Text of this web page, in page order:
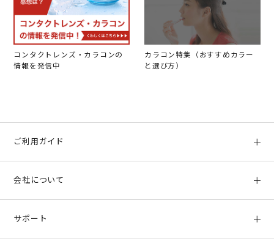
コンタクトレンズ・カラコンの
情報を発信中
カラコン特集（おすすめカラー
と選び方）
ご利用ガイド
お支払い方法、配送について
返品について
会社について
サポート